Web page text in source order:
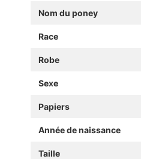
Nom du poney
Race
Robe
Sexe
Papiers
Année de naissance
Taille